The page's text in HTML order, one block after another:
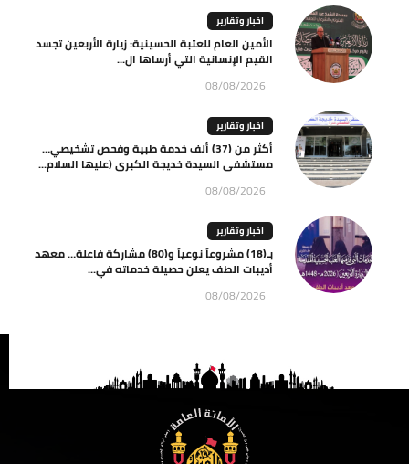
اخبار وتقارير
الأمين العام للعتبة الحسينية: زيارة الأربعين تجسد
القيم الإنسانية التي أرساها ال...
08/08/2026
اخبار وتقارير
أكثر من (37) ألف خدمة طبية وفحص تشخيصي…
مستشفى السيدة خديجة الكبرى (عليها السلام...
08/08/2026
اخبار وتقارير
بـ(18) مشروعاً نوعياً و(80) مشاركة فاعلة… معهد
أديبات الطف يعلن حصيلة خدماته في...
08/08/2026